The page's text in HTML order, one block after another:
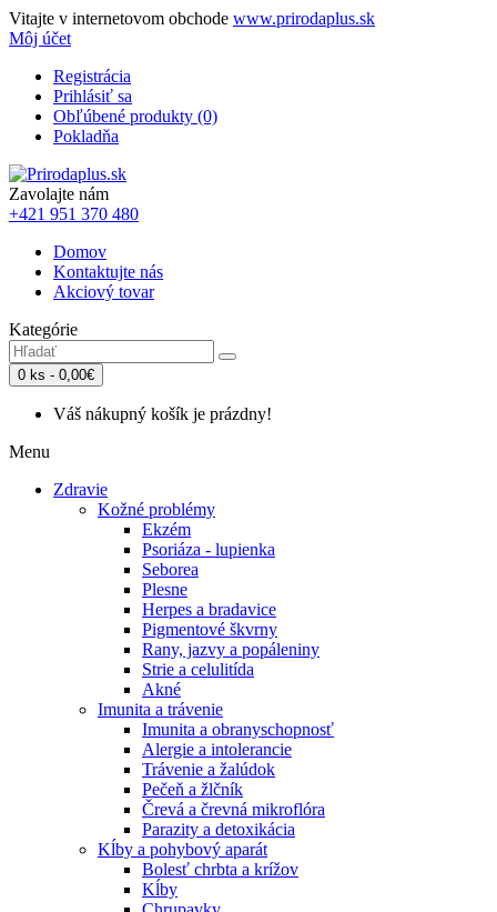
Vitajte v internetovom obchode www.prirodaplus.sk
Môj účet
Registrácia
Prihlásiť sa
Obľúbené produkty (0)
Pokladňa
Zavolajte nám
+421 951 370 480
Domov
Kontaktujte nás
Akciový tovar
Kategórie
0 ks - 0,00€
Váš nákupný košík je prázdny!
Menu
Zdravie
Kožné problémy
Ekzém
Psoriáza - lupienka
Seborea
Plesne
Herpes a bradavice
Pigmentové škvrny
Rany, jazvy a popáleniny
Strie a celulitída
Akné
Imunita a trávenie
Imunita a obranyschopnosť
Alergie a intolerancie
Trávenie a žalúdok
Pečeň a žlčník
Črevá a črevná mikroflóra
Parazity a detoxikácia
Kĺby a pohybový aparát
Bolesť chrbta a krížov
Kĺby